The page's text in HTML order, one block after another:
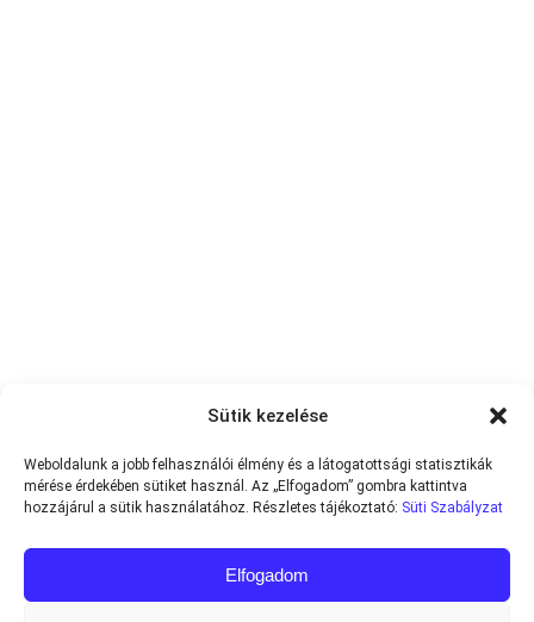
Sütik kezelése
Weboldalunk a jobb felhasználói élmény és a látogatottsági statisztikák
mérése érdekében sütiket használ. Az „Elfogadom” gombra kattintva
hozzájárul a sütik használatához. Részletes tájékoztató: Süti Szabályzat
Elfogadom